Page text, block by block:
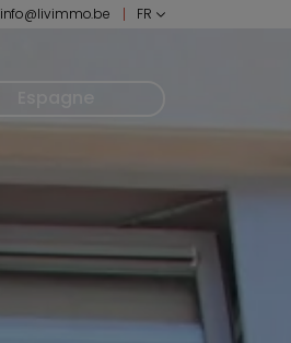
info@livimmo.be FR